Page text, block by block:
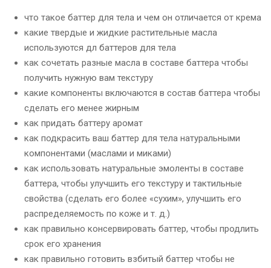
что такое баттер для тела и чем он отличается от крема
какие твердые и жидкие растительные масла
используются дл баттеров для тела
как сочетать разные масла в составе баттера чтобы
получить нужную вам текстуру
какие компоненты включаются в состав баттера чтобы
сделать его менее жирным
как придать баттеру аромат
как подкрасить ваш баттер для тела натуральными
компонентами (маслами и миками)
как использовать натуральные эмоленты в составе
баттера, чтобы улучшить его текстуру и тактильные
свойства (сделать его более «сухим», улучшить его
распределяемость по коже и т. д.)
как правильно консервировать баттер, чтобы продлить
срок его хранения
как правильно готовить взбитый баттер чтобы не